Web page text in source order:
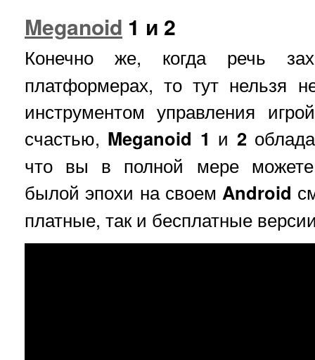
Meganoid 1 и 2
Конечно же, когда речь
платформерах, то тут нельзя
инструментом управления
счастью, Meganoid 1 и 2
что вы в полной мере можете
былой эпохи на своем Android
платные, так и бесплатные